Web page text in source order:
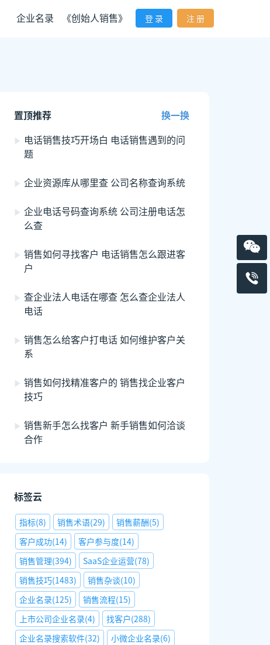
企业名录 《创始人销售》 登 录 注 册
置顶推荐
换一换
电话销售技巧开场白 电话销售遇到的问
题
企业资源库从哪里查 公司名称查询系统
企业电话号码查询系统 公司注册电话怎
么查
销售如何寻找客户 电话销售怎么跟进客
户
查企业法人电话在哪查 怎么查企业法人
电话
销售怎么给客户打电话 如何维护客户关
系
销售如何找精准客户的 销售找企业客户
技巧
销售新手怎么找客户 新手销售如何洽谈
合作
标签云
指标(8) 销售术语(29) 销售薪酬(5)
客户成功(14) 客户参与度(14)
销售管理(394) SaaS企业运营(78)
销售技巧(1483) 销售杂谈(10)
企业名录(125) 销售流程(15)
上市公司企业名录(4) 找客户(288)
企业名录搜索软件(32) 小微企业名录(6)